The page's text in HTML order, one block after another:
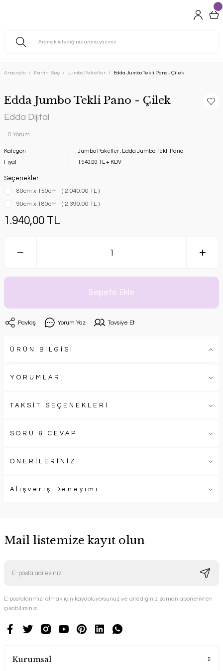
Anasayfa Partini Seç Jumbo Paketler Edda Jumbo Tekli Pano - Çilek
Edda Jumbo Tekli Pano - Çilek
Edda Dijital
0 Yorum
Kategori Jumbo Paketler , Edda Jumbo Tekli Pano
Fiyat
1.940,00 TL + KDV
Seçenekler
80cm x 150cm - ( 2.040,00 TL )
90cm x 180cm - ( 2.390,00 TL )
1.940,00 TL
Sepete Ekle
Paylaş Yorum Yaz Tavsiye Et
ÜRÜN BİLGİSİ
YORUMLAR
TAKSİT SEÇENEKLERİ
SORU & CEVAP
ÖNERİLERİNİZ
Alışveriş Deneyimi
Mail listemize kayıt olun
E-postalarımızı almak için kaydoluyorsunuz ve dilediğiniz zaman abonelikten
çıkabilirsiniz.
Kurumsal